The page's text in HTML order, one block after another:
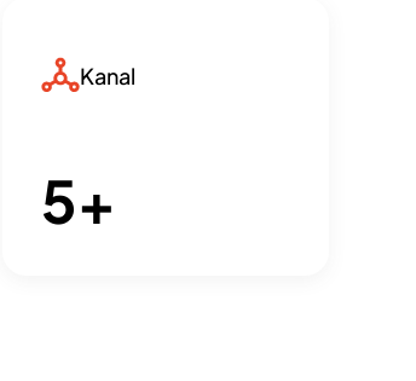
Kanal
5+